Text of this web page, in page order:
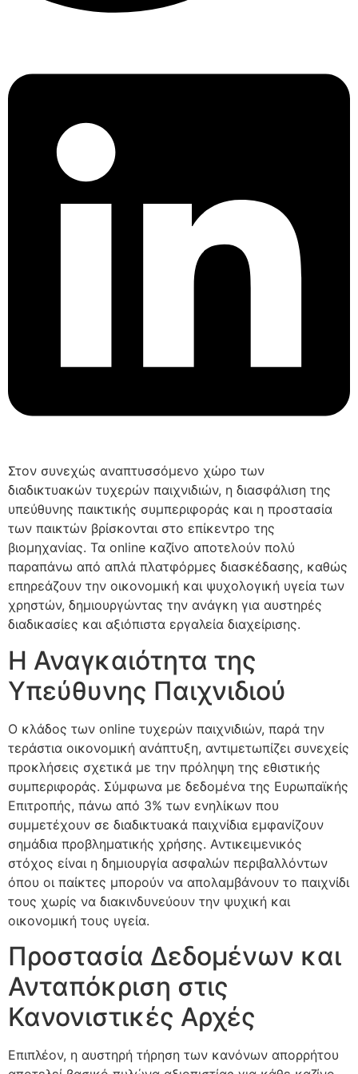
Στον συνεχώς αναπτυσσόμενο χώρο των
διαδικτυακών τυχερών παιχνιδιών, η διασφάλιση της
υπεύθυνης παικτικής συμπεριφοράς και η προστασία
των παικτών βρίσκονται στο επίκεντρο της
βιομηχανίας. Τα online καζίνο αποτελούν πολύ
παραπάνω από απλά πλατφόρμες διασκέδασης, καθώς
επηρεάζουν την οικονομική και ψυχολογική υγεία των
χρηστών, δημιουργώντας την ανάγκη για αυστηρές
διαδικασίες και αξιόπιστα εργαλεία διαχείρισης.
Η Αναγκαιότητα της
Υπεύθυνης Παιχνιδιού
Ο κλάδος των online τυχερών παιχνιδιών, παρά την
τεράστια οικονομική ανάπτυξη, αντιμετωπίζει συνεχείς
προκλήσεις σχετικά με την πρόληψη της εθιστικής
συμπεριφοράς. Σύμφωνα με δεδομένα της Ευρωπαϊκής
Επιτροπής, πάνω από 3% των ενηλίκων που
συμμετέχουν σε διαδικτυακά παιχνίδια εμφανίζουν
σημάδια προβληματικής χρήσης. Αντικειμενικός
στόχος είναι η δημιουργία ασφαλών περιβαλλόντων
όπου οι παίκτες μπορούν να απολαμβάνουν το παιχνίδι
τους χωρίς να διακινδυνεύουν την ψυχική και
οικονομική τους υγεία.
Προστασία Δεδομένων και
Ανταπόκριση στις
Κανονιστικές Αρχές
Επιπλέον, η αυστηρή τήρηση των κανόνων απορρήτου